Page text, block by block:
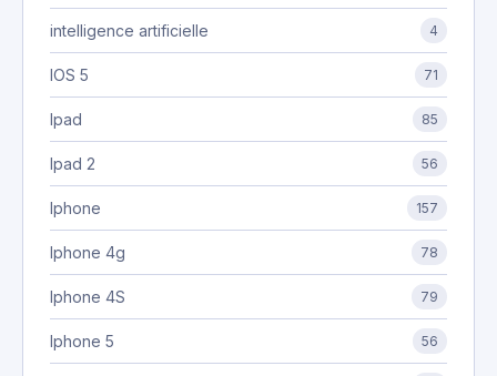
intelligence artificielle 4
IOS 5 71
Ipad 85
Ipad 2 56
Iphone 157
Iphone 4g 78
Iphone 4S 79
Iphone 5 56